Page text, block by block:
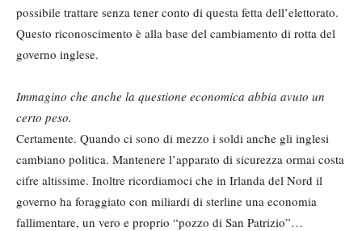
possibile trattare senza tener conto di questa fetta dell’elettorato.
Questo riconoscimento è alla base del cambiamento di rotta del
governo inglese.
Immagino che anche la questione economica abbia avuto un
certo peso.
Certamente. Quando ci sono di mezzo i soldi anche gli inglesi
cambiano politica. Mantenere l’apparato di sicurezza ormai costa
cifre altissime. Inoltre ricordiamoci che in Irlanda del Nord il
governo ha foraggiato con miliardi di sterline una economia
fallimentare, un vero e proprio “pozzo di San Patrizio”…